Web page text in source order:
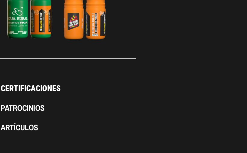
CERTIFICACIONES
PATROCINIOS
ARTÍCULOS